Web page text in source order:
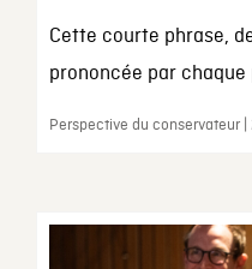
Cette courte phrase,
prononcée par
Perspective du conservateur